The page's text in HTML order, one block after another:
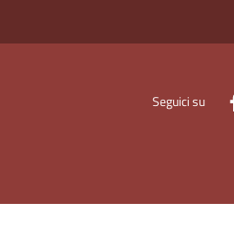
Seguici su